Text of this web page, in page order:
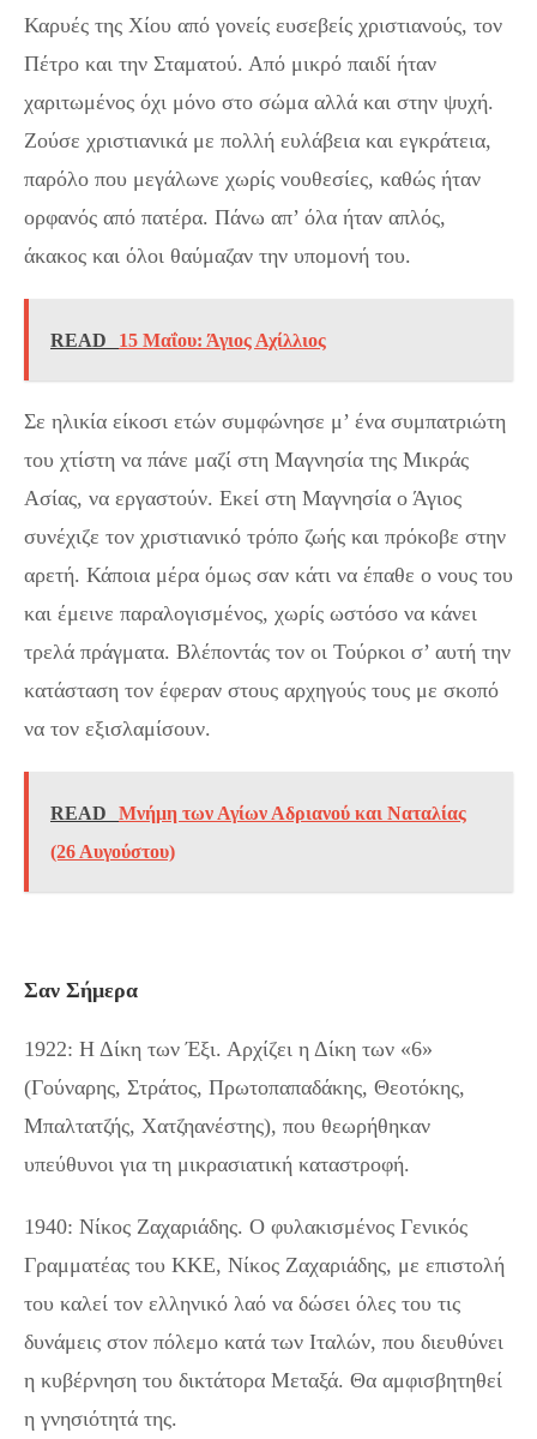
Καρυές της Χίου από γονείς ευσεβείς χριστιανούς, τον
Πέτρο και την Σταματού. Από μικρό παιδί ήταν
χαριτωμένος όχι μόνο στο σώμα αλλά και στην ψυχή.
Ζούσε χριστιανικά με πολλή ευλάβεια και εγκράτεια,
παρόλο που μεγάλωνε χωρίς νουθεσίες, καθώς ήταν
ορφανός από πατέρα. Πάνω απ’ όλα ήταν απλός,
άκακος και όλοι θαύμαζαν την υπομονή του.
READ 15 Μαΐου: Άγιος Αχίλλιος
Σε ηλικία είκοσι ετών συμφώνησε μ’ ένα συμπατριώτη
του χτίστη να πάνε μαζί στη Μαγνησία της Μικράς
Ασίας, να εργαστούν. Εκεί στη Μαγνησία ο Άγιος
συνέχιζε τον χριστιανικό τρόπο ζωής και πρόκοβε στην
αρετή. Κάποια μέρα όμως σαν κάτι να έπαθε ο νους του
και έμεινε παραλογισμένος, χωρίς ωστόσο να κάνει
τρελά πράγματα. Βλέποντάς τον οι Τούρκοι σ’ αυτή την
κατάσταση τον έφεραν στους αρχηγούς τους με σκοπό
να τον εξισλαμίσουν.
READ
Μνήμη των Αγίων Αδριανού και Ναταλίας
(26 Αυγούστου)
Σαν Σήμερα
1922: Η Δίκη των Έξι. Αρχίζει η Δίκη των «6»
(Γούναρης, Στράτος, Πρωτοπαπαδάκης, Θεοτόκης,
Μπαλτατζής, Χατζηανέστης), που θεωρήθηκαν
υπεύθυνοι για τη μικρασιατική καταστροφή.
1940: Νίκος Ζαχαριάδης. Ο φυλακισμένος Γενικός
Γραμματέας του ΚΚΕ, Νίκος Ζαχαριάδης, με επιστολή
του καλεί τον ελληνικό λαό να δώσει όλες του τις
δυνάμεις στον πόλεμο κατά των Ιταλών, που διευθύνει
η κυβέρνηση του δικτάτορα Μεταξά. Θα αμφισβητηθεί
η γνησιότητά της.